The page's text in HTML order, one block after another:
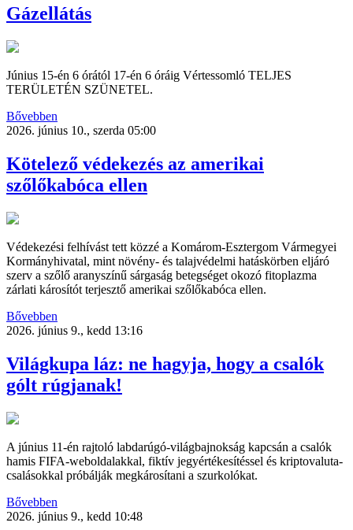
Gázellátás
Június 15-én 6 órától 17-én 6 óráig Vértessomló TELJES
TERÜLETÉN SZÜNETEL.
Bővebben
2026. június 10., szerda 05:00
Kötelező védekezés az amerikai
szőlőkabóca ellen
Védekezési felhívást tett közzé a Komárom-Esztergom Vármegyei
Kormányhivatal, mint növény- és talajvédelmi hatáskörben eljáró
szerv a szőlő aranyszínű sárgaság betegséget okozó fitoplazma
zárlati károsítót terjesztő amerikai szőlőkabóca ellen.
Bővebben
2026. június 9., kedd 13:16
Világkupa láz: ne hagyja, hogy a csalók
gólt rúgjanak!
A június 11-én rajtoló labdarúgó-világbajnokság kapcsán a csalók
hamis FIFA-weboldalakkal, fiktív jegyértékesítéssel és kriptovaluta-
csalásokkal próbálják megkárosítani a szurkolókat.
Bővebben
2026. június 9., kedd 10:48